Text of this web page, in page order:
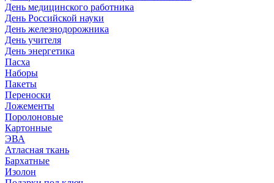
День медицинского работника
День Российской науки
День железнодорожника
День учителя
День энергетика
Пасха
Наборы
Пакеты
Переноски
Ложементы
Поролоновые
Картонные
ЭВА
Атласная ткань
Бархатные
Изолон